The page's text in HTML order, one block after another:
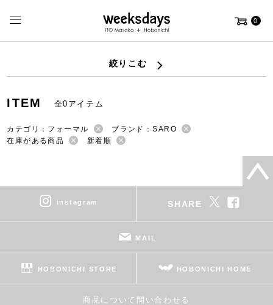
0
絞りこむ
ITEM 全0アイテム
カテゴリ：フォーマル
ブランド：SARO
在庫がある商品
新着順
instagram SHARE
MAIL
HOBONICHI STORE HOBONICHI HOME
商品について問い合わせる